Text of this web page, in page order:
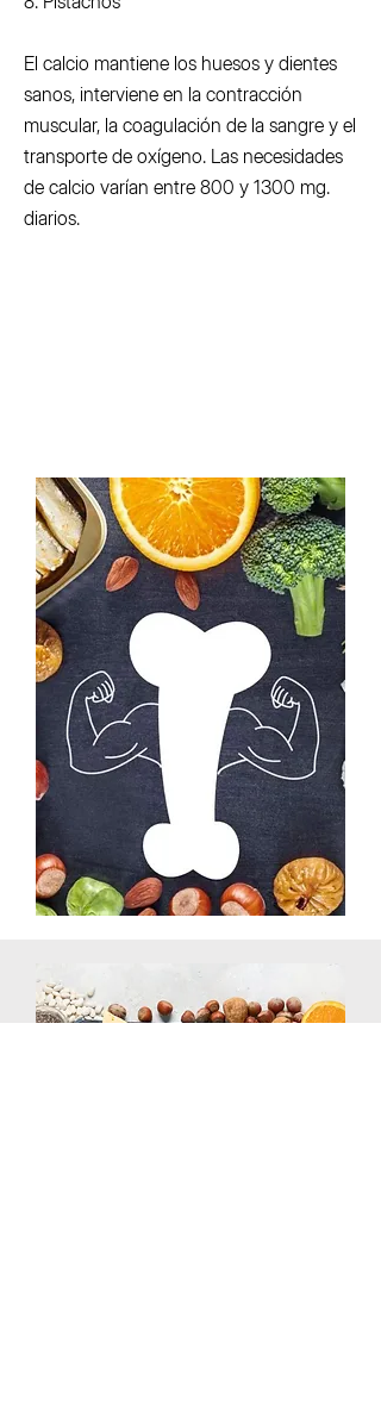
El calcio mantiene los huesos y dientes
sanos, interviene en la contracción
muscular, la coagulación de la sangre y el
transporte de oxígeno. Las necesidades
de calcio varían entre 800 y 1300 mg.
diarios.